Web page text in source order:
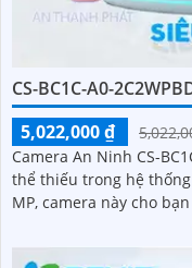
CS-BC1C-A0-
5,022,000 ₫
Camera An Ninh CS-
thể thiếu trong hệ thống an ninh
MP, camera này cho